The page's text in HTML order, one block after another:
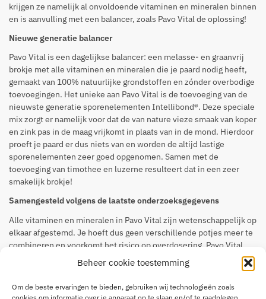
Beheer cookie toestemming
Om de beste ervaringen te bieden, gebruiken wij technologieën zoals
krijgen ze namelijk al onvoldoende vitaminen en mineralen binnen
en is aanvulling met een balancer, zoals Pavo Vital de oplossing!
Nieuwe generatie balancer
Pavo Vital is een dagelijkse balancer: een melasse- en graanvrij
brokje met alle vitaminen en mineralen die je paard nodig heeft,
gemaakt van 100% natuurlijke grondstoffen en zónder overbodige
toevoegingen. Het unieke aan Pavo Vital is de toevoeging van de
nieuwste generatie sporenelementen Intellibond®. Deze speciale
mix zorgt er namelijk voor dat de van nature vieze smaak van koper
en zink pas in de maag vrijkomt in plaats van in de mond. Hierdoor
proeft je paard er dus niets van en worden de altijd lastige
sporenelementen zeer goed opgenomen. Samen met de
toevoeging van timothee en luzerne resulteert dat in een zeer
smakelijk brokje!
Samengesteld volgens de laatste onderzoeksgegevens
Alle vitaminen en mineralen in Pavo Vital zijn wetenschappelijk op
elkaar afgestemd. Je hoeft dus geen verschillende potjes meer te
combineren en voorkomt het risico op overdosering. Pavo Vital
bevat de dagelijkse dosis selenium en extra biotine ter
ondersteuning van de hoef- en huidgezondheid. Daarnaast is de
hoeveelheid vitamine A bewust laag en is er geen ijzer
toegevoegd, omdat paarden dit al voldoende binnenkrijgen uit